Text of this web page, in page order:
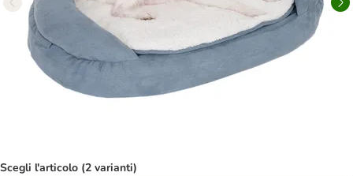
Scegli l'articolo (2 varianti)